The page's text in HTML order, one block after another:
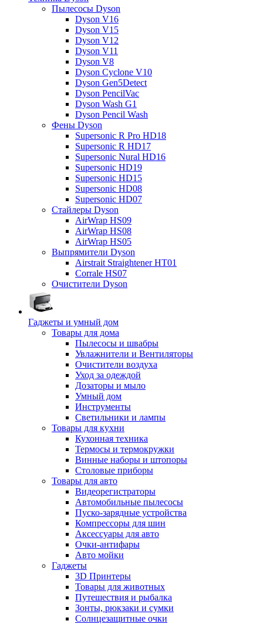
Пылесосы Dyson
Dyson V16
Dyson V15
Dyson V12
Dyson V11
Dyson V8
Dyson Cyclone V10
Dyson Gen5Detect
Dyson PencilVac
Dyson Wash G1
Dyson Pencil Wash
Фены Dyson
Supersonic R Pro HD18
Supersonic R HD17
Supersonic Nural HD16
Supersonic HD19
Supersonic HD15
Supersonic HD08
Supersonic HD07
Стайлеры Dyson
AirWrap HS09
AirWrap HS08
AirWrap HS05
Выпрямители Dyson
Airstrait Straightener HT01
Corrale HS07
Очистители Dyson
Гаджеты и умный дом
Товары для дома
Пылесосы и швабры
Увлажнители и Вентиляторы
Очистители воздуха
Уход за одеждой
Дозаторы и мыло
Умный дом
Инструменты
Светильники и лампы
Товары для кухни
Кухонная техника
Термосы и термокружки
Винные наборы и штопоры
Столовые приборы
Товары для авто
Видеорегистраторы
Автомобильные пылесосы
Пуско-зарядные устройства
Компрессоры для шин
Аксессуары для авто
Очки-антифары
Авто мойки
Гаджеты
3D Принтеры
Товары для животных
Путешествия и рыбалка
Зонты, рюкзаки и сумки
Солнцезащитные очки